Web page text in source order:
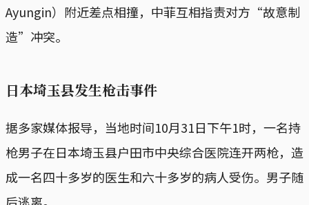
Ayungin）附近差点相撞，中菲互相指责对方“故意制
造”冲突。
日本埼玉县发生枪击事件
据多家媒体报导，当地时间10月31日下午1时，一名持
枪男子在日本埼玉县户田市中央综合医院连开两枪，造
成一名四十多岁的医生和六十多岁的病人受伤。男子随
后逃离。